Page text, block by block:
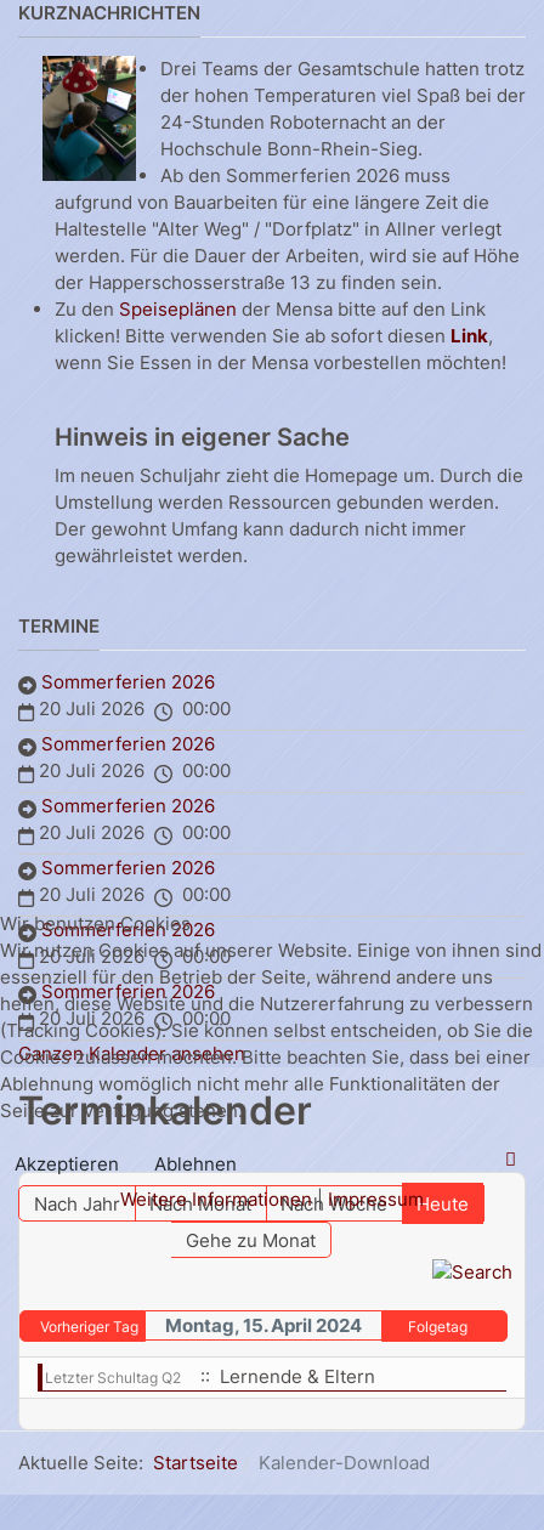
KURZNACHRICHTEN
Drei Teams der Gesamtschule hatten trotz
der hohen Temperaturen viel Spaß bei der
24-Stunden Roboternacht an der
Hochschule Bonn-Rhein-Sieg.
Ab den Sommerferien 2026 muss
aufgrund von Bauarbeiten für eine längere Zeit die
Haltestelle "Alter Weg" / "Dorfplatz" in Allner verlegt
werden. Für die Dauer der Arbeiten, wird sie auf Höhe
der Happerschosserstraße 13 zu finden sein.
Zu den Speiseplänen der Mensa bitte auf den Link
klicken! Bitte verwenden Sie ab sofort diesen Link,
wenn Sie Essen in der Mensa vorbestellen möchten!
Hinweis in eigener Sache
Im neuen Schuljahr zieht die Homepage um. Durch die
Umstellung werden Ressourcen gebunden werden.
Der gewohnt Umfang kann dadurch nicht immer
gewährleistet werden.
TERMINE
Sommerferien 2026
20 Juli 2026
00:00
Sommerferien 2026
20 Juli 2026
00:00
Sommerferien 2026
20 Juli 2026
00:00
Sommerferien 2026
20 Juli 2026
00:00
Sommerferien 2026
20 Juli 2026
00:00
Sommerferien 2026
20 Juli 2026
00:00
Ganzen Kalender ansehen
Terminkalender
Nach Jahr Nach Monat Nach Woche
Heute
Gehe zu Monat
Vorheriger Tag Montag, 15. April 2024 Folgetag
Letzter Schultag Q2 :: Lernende & Eltern
Aktuelle Seite: Startseite Kalender-Download
Wir benutzen Cookies
Wir nutzen Cookies auf unserer Website. Einige von ihnen sind
essenziell für den Betrieb der Seite, während andere uns
helfen, diese Website und die Nutzererfahrung zu verbessern
(Tracking Cookies). Sie können selbst entscheiden, ob Sie die
Cookies zulassen möchten. Bitte beachten Sie, dass bei einer
Ablehnung womöglich nicht mehr alle Funktionalitäten der
Seite zur Verfügung stehen.
Akzeptieren
Ablehnen
Weitere Informationen| Impressum